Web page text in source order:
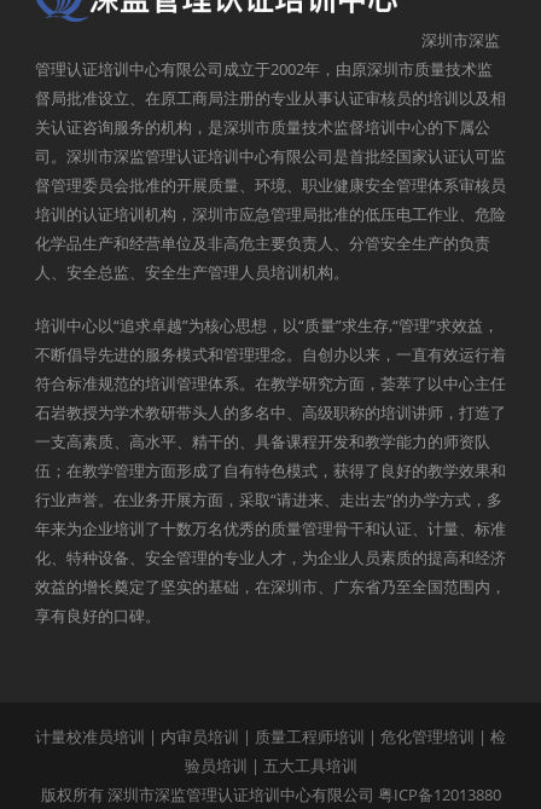
深圳市深监
管理认证培训中心有限公司成立于2002年，由原深圳市质量技术监
督局批准设立、在原工商局注册的专业从事认证审核员的培训以及相
关认证咨询服务的机构，是深圳市质量技术监督培训中心的下属公
司。深圳市深监管理认证培训中心有限公司是首批经国家认证认可监
督管理委员会批准的开展质量、环境、职业健康安全管理体系审核员
培训的认证培训机构，深圳市应急管理局批准的低压电工作业、危险
化学品生产和经营单位及非高危主要负责人、分管安全生产的负责
人、安全总监、安全生产管理人员培训机构。
培训中心以“追求卓越”为核心思想，以“质量”求生存,“管理”求效益，
不断倡导先进的服务模式和管理理念。自创办以来，一直有效运行着
符合标准规范的培训管理体系。在教学研究方面，荟萃了以中心主任
石岩教授为学术教研带头人的多名中、高级职称的培训讲师，打造了
一支高素质、高水平、精干的、具备课程开发和教学能力的师资队
伍；在教学管理方面形成了自有特色模式，获得了良好的教学效果和
行业声誉。在业务开展方面，采取“请进来、走出去”的办学方式，多
年来为企业培训了十数万名优秀的质量管理骨干和认证、计量、标准
化、特种设备、安全管理的专业人才，为企业人员素质的提高和经济
效益的增长奠定了坚实的基础，在深圳市、广东省乃至全国范围内，
享有良好的口碑。
计量校准员培训 | 内审员培训 | 质量工程师培训 | 危化管理培训 | 检
验员培训 | 五大工具培训
版权所有 深圳市深监管理认证培训中心有限公司 粤ICP备12013880